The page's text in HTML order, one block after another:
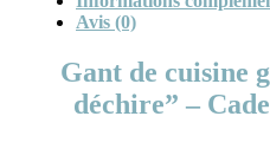
Avis (0)
Gant de cuisine
déchire” –